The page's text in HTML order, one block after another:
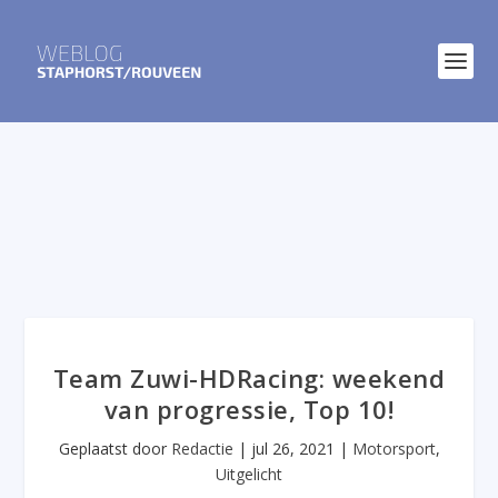
Team Zuwi-HDRacing: weekend
van progressie, Top 10!
Geplaatst door Redactie | jul 26, 2021 | Motorsport,
Uitgelicht